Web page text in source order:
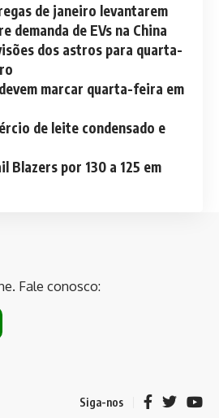
de janeiro levantarem
demanda de EVs na China
dos astros para quarta-
marcar quarta-feira em
de leite condensado e
Blazers por 130 a 125 em
Fale conosco:
Siga-nos